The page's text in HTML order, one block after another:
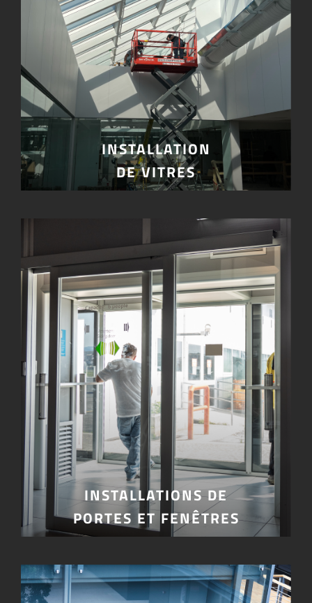
INSTALLATION
DE VITRES
INSTALLATIONS DE
PORTES ET FENÊTRES